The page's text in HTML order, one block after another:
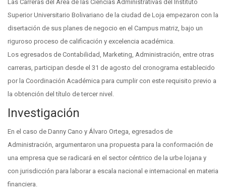
Las Carreras del Área de las Ciencias Administrativas del Instituto
Superior Universitario Bolivariano de la ciudad de Loja empezaron con la
disertación de sus planes de negocio en el Campus matriz, bajo un
riguroso proceso de calificación y excelencia académica.
Los egresados de Contabilidad, Marketing, Administración, entre otras
carreras, participan desde el 31 de agosto del cronograma establecido
por la Coordinación Académica para cumplir con este requisito previo a
la obtención del título de tercer nivel.
Investigación
En el caso de Danny Cano y Álvaro Ortega, egresados de
Administración, argumentaron una propuesta para la conformación de
una empresa que se radicará en el sector céntrico de la urbe lojana y
con jurisdicción para laborar a escala nacional e internacional en materia
financiera.